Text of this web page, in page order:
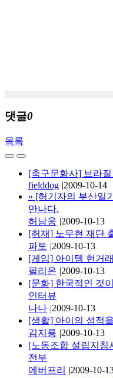
댓글0
목록
[축구문화사] 브라질
fielddog |2009-10-14
» [허기자의 부산일
만나다.
허남웅 |2009-10-13
[취재] 노무현 재단
파토 |2009-10-13
[게임] 아이템 현거
필리온 |2009-10-13
[문화] 한국적인 것
인터뷰
나나 |2009-10-13
[생활] 아이의 성적
김지룡 |2009-10-13
[노동조합 설립지침
전부
에버프리
|2009-10-